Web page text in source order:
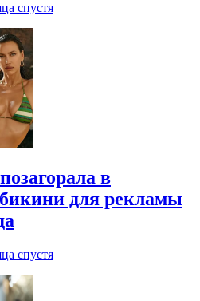
спустя
в
для рекламы
спустя